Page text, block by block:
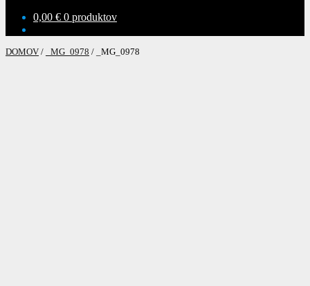
0,00 € 0 produktov
DOMOV / _MG_0978 / _MG_0978